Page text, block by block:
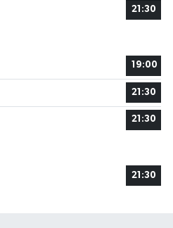
21:30
19:00
21:30
21:30
21:30